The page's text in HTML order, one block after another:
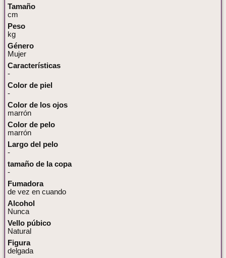
Tamaño
cm
Peso
kg
Género
Mujer
Características
-
Color de piel
-
Color de los ojos
marrón
Color de pelo
marrón
Largo del pelo
-
tamaño de la copa
-
Fumadora
de vez en cuando
Alcohol
Nunca
Vello púbico
Natural
Figura
delgada